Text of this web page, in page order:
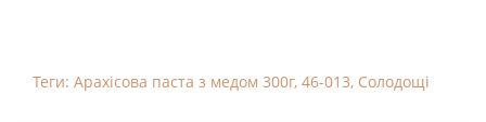
Теги: Арахісова паста з медом 300г, 46-013, Солодощі